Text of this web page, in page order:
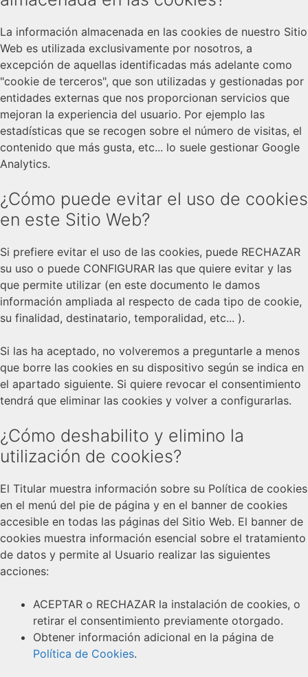
La información almacenada en las cookies de nuestro Sitio
Web es utilizada exclusivamente por nosotros, a
excepción de aquellas identificadas más adelante como
"cookie de terceros", que son utilizadas y gestionadas por
entidades externas que nos proporcionan servicios que
mejoran la experiencia del usuario. Por ejemplo las
estadísticas que se recogen sobre el número de visitas, el
contenido que más gusta, etc... lo suele gestionar Google
Analytics.
¿Cómo puede evitar el uso de cookies
en este Sitio Web?
Si prefiere evitar el uso de las cookies, puede RECHAZAR
su uso o puede CONFIGURAR las que quiere evitar y las
que permite utilizar (en este documento le damos
información ampliada al respecto de cada tipo de cookie,
su finalidad, destinatario, temporalidad, etc... ).
Si las ha aceptado, no volveremos a preguntarle a menos
que borre las cookies en su dispositivo según se indica en
el apartado siguiente. Si quiere revocar el consentimiento
tendrá que eliminar las cookies y volver a configurarlas.
¿Cómo deshabilito y elimino la
utilización de cookies?
El Titular muestra información sobre su Política de cookies
en el menú del pie de página y en el banner de cookies
accesible en todas las páginas del Sitio Web. El banner de
cookies muestra información esencial sobre el tratamiento
de datos y permite al Usuario realizar las siguientes
acciones:
ACEPTAR o RECHAZAR la instalación de cookies, o
retirar el consentimiento previamente otorgado.
Obtener información adicional en la página de
Política de Cookies.